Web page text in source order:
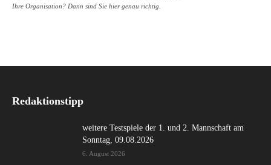
Ihre Organisation? Dann sind Sie hier genau richtig.
Redaktionstipp
weitere Testspiele der 1. und 2. Mannschaft am
Sonntag, 09.08.2026
6. August 2026